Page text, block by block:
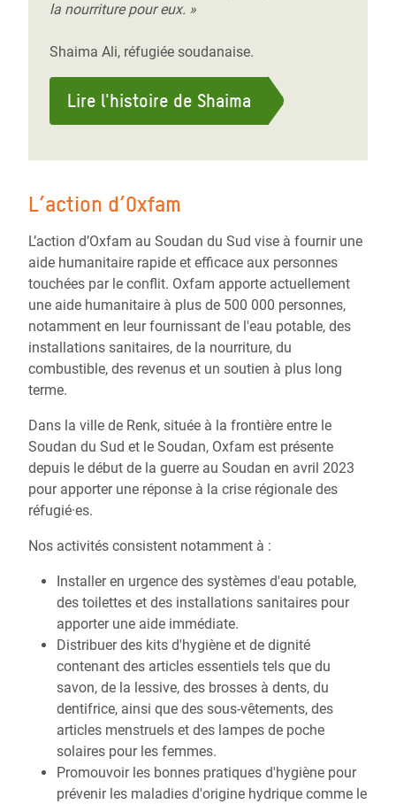
la nourriture pour eux. »
Shaima Ali, réfugiée soudanaise.
Lire l'histoire de Shaima
L’action d’Oxfam
L’action d’Oxfam au Soudan du Sud vise à fournir une
aide humanitaire rapide et efficace aux personnes
touchées par le conflit. Oxfam apporte actuellement
une aide humanitaire à plus de 500 000 personnes,
notamment en leur fournissant de l'eau potable, des
installations sanitaires, de la nourriture, du
combustible, des revenus et un soutien à plus long
terme.
Dans la ville de Renk, située à la frontière entre le
Soudan du Sud et le Soudan, Oxfam est présente
depuis le début de la guerre au Soudan en avril 2023
pour apporter une réponse à la crise régionale des
réfugié·es.
Nos activités consistent notamment à :
Installer en urgence des systèmes d'eau potable,
des toilettes et des installations sanitaires pour
apporter une aide immédiate.
Distribuer des kits d'hygiène et de dignité
contenant des articles essentiels tels que du
savon, de la lessive, des brosses à dents, du
dentifrice, ainsi que des sous-vêtements, des
articles menstruels et des lampes de poche
solaires pour les femmes.
Promouvoir les bonnes pratiques d'hygiène pour
prévenir les maladies d'origine hydrique comme le